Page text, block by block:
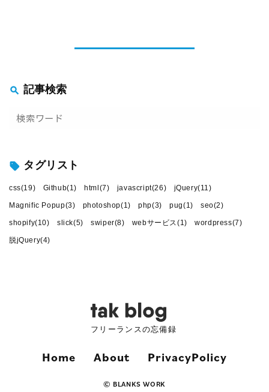
記事検索
タグリスト
css(19) Github(1) html(7) javascript(26) jQuery(11)
Magnific Popup(3) photoshop(1) php(3) pug(1) seo(2)
shopify(10) slick(5) swiper(8) webサービス(1) wordpress(7)
脱jQuery(4)
フリーランスの忘備録
Home About PrivacyPolicy
© BLANKS WORK